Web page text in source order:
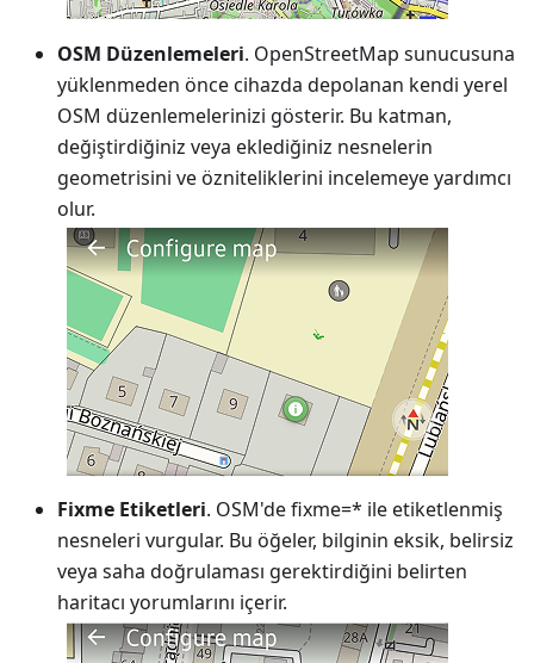
OSM Düzenlemeleri. OpenStreetMap sunucusuna
yüklenmeden önce cihazda depolanan kendi yerel
OSM düzenlemelerinizi gösterir. Bu katman,
değiştirdiğiniz veya eklediğiniz nesnelerin
geometrisini ve özniteliklerini incelemeye yardımcı
olur.
Fixme Etiketleri. OSM'de fixme=* ile etiketlenmiş
nesneleri vurgular. Bu öğeler, bilginin eksik, belirsiz
veya saha doğrulaması gerektirdiğini belirten
haritacı yorumlarını içerir.